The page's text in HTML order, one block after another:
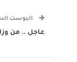
البوست
عاجل .. من